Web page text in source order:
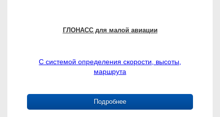
ГЛОНАСС для малой авиации
С системой определения скорости, высоты,
маршрута
Подробнее